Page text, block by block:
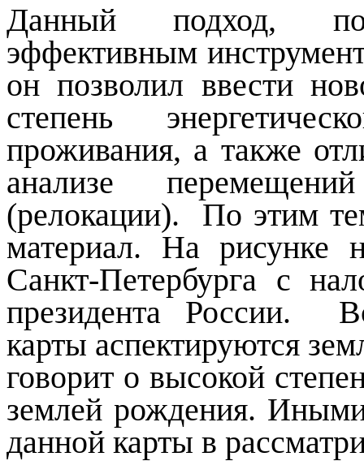
Данный подход,
эффективным
он позволил ввести
степень
проживания, а также
анализе
(релокации). По этим
материал. На рисунке
Санкт-Петербурга с
президента России.
карты аспектируются
говорит о высокой
землей рождения.
данной карты в